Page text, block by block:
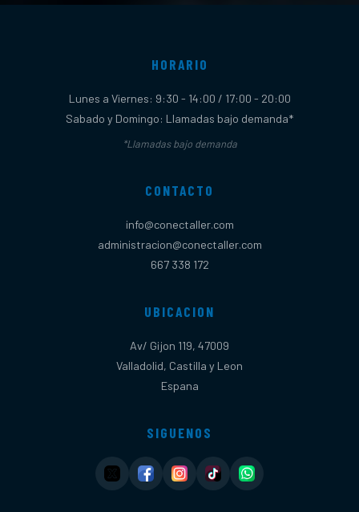
HORARIO
Lunes a Viernes: 9:30 - 14:00 / 17:00 - 20:00
Sabado y Domingo: Llamadas bajo demanda*
*Llamadas bajo demanda
CONTACTO
info@conectaller.com
administracion@conectaller.com
667 338 172
UBICACION
Av/ Gijon 119, 47009
Valladolid, Castilla y Leon
Espana
SIGUENOS